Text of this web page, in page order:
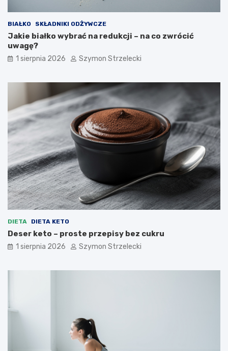
BIAŁKO SKŁADNIKI ODŻYWCZE
Jakie białko wybrać na redukcji – na co zwrócić
uwagę?
1 sierpnia 2026 Szymon Strzelecki
DIETA DIETA KETO
Deser keto – proste przepisy bez cukru
1 sierpnia 2026 Szymon Strzelecki